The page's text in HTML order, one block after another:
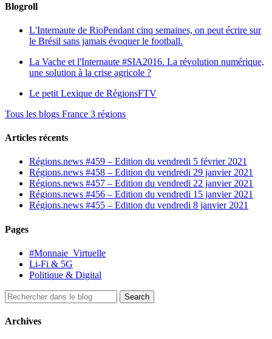
Blogroll
L'Internaute de RioPendant cinq semaines, on peut écrire sur
le Brésil sans jamais évoquer le football.
La Vache et l'Internaute #SIA2016. La révolution numérique,
une solution à la crise agricole ?
Le petit Lexique de RégionsFTV
Tous les blogs France 3 régions
Articles récents
Régions.news #459 – Edition du vendredi 5 février 2021
Régions.news #458 – Edition du vendredi 29 janvier 2021
Régions.news #457 – Edition du vendredi 22 janvier 2021
Régions.news #456 – Edition du vendredi 15 janvier 2021
Régions.news #455 – Edition du vendredi 8 janvier 2021
Pages
#Monnaie_Virtuelle
Li-Fi & 5G
Politique & Digital
Archives